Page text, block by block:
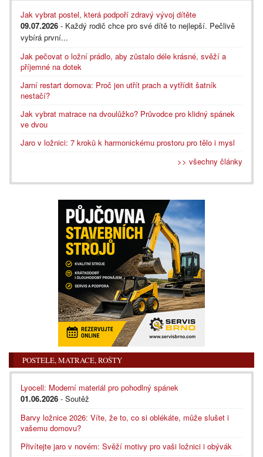
Jak vybrat postel, která podpoří zdravý vývoj dítěte
09.07.2026 - Každý rodič chce pro své dítě to nejlepší. Pečlivě
vybírá první...
Jak pečovat o ložní prádlo, aby zůstalo déle krásné, svěží a
příjemné na dotek
Jarní restart domova: Proč jen utřít prach a vytřídit šatník
nestačí?
Jak vybrat matrace na dvoulůžko? Průvodce pro klidný spánek
ve dvou
Jaro v ložnici: 7 kroků k harmonickému prostoru pro tělo i mysl
>> všechny články
POSTELE, MATRACE, ROŠTY
Lyocell: Moderní materiál pro pohodlný spánek
01.06.2026 - Soutěž
Barvy ložnice 2026: Víte, že to, co si oblékáte, může slušet i
vašemu domovu?
Přivítejte jaro v novém: Svěží motivy pro vaši ložnici i obývák